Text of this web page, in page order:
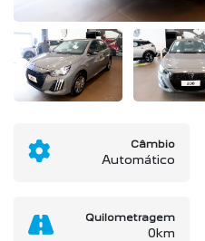
Câmbio
Automático
Quilometragem
0km